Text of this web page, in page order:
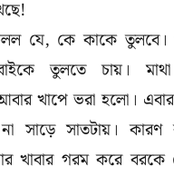
যে, কে কাকে তুলবে।
তুলতে চায়।
খাপে ভরা হলো।
সাড়ে সাতটায়। কারণ
খাবার গরম করে বরকে